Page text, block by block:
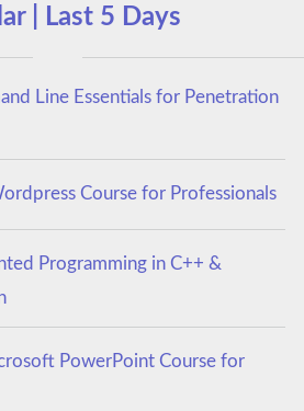
| Last 5 Days
Line Essentials for Penetration
Course for Professionals
Programming in C++ &
PowerPoint Course for